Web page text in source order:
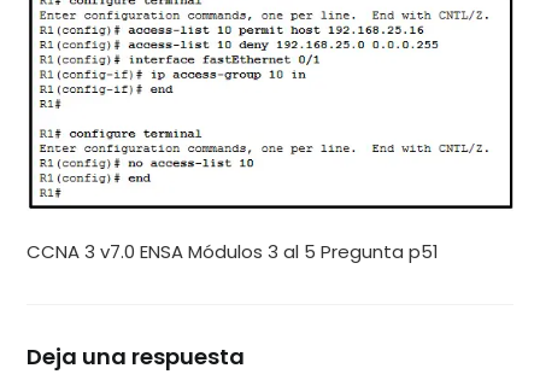
CCNA 3 v7.0 ENSA Módulos 3 al 5 Pregunta p51
Deja una respuesta